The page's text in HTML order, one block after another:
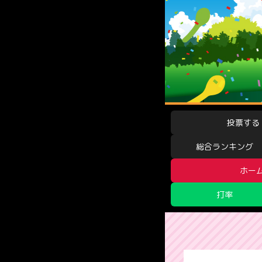
投票する
総合ランキング
ホー
打率